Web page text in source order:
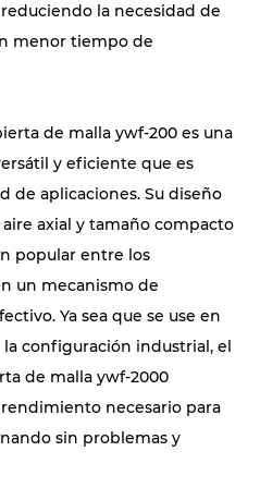
la necesidad de
menor tiempo de
de malla ywf-200 es una
y eficiente que es
de aplicaciones. Su diseño
axial y tamaño compacto
popular entre los
un mecanismo de
Ya sea que se use en
configuración industrial, el
de malla ywf-2000
necesario para
sin problemas y